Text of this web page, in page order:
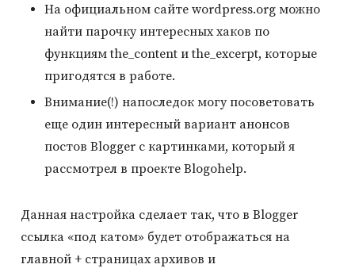
На официальном сайте wordpress.org можно
найти парочку интересных хаков по
функциям the_content и the_excerpt, которые
пригодятся в работе.
Внимание(!) напоследок могу посоветовать
еще один интересный вариант анонсов
постов Blogger с картинками, который я
рассмотрел в проекте Blogohelp.
Данная настройка сделает так, что в Blogger
ссылка «под катом» будет отображаться на
главной + страницах архивов и